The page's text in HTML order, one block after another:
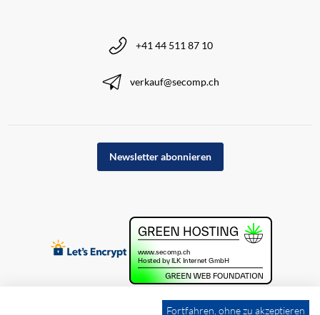
+41 44 511 87 10
verkauf@secomp.ch
Newsletter abonnieren
Fortfahren, ohne zu akzeptieren